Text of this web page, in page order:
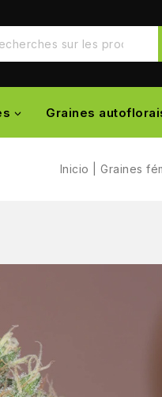
Graines
Inicio Graines